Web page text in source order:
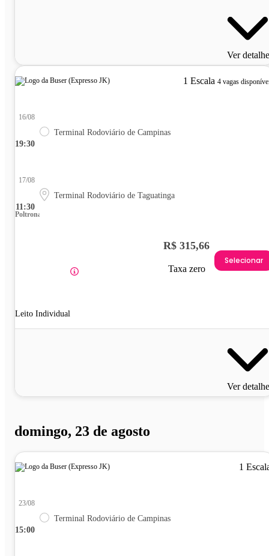
Ver
1 Escala 4 vagas
19:30
16/08
Terminal Rodoviário de Campinas
11:30
17/08
Terminal Rodoviário de Taguatinga
Poltrona
Leito Individual
R$ 315,66
Taxa zero
Selecionar
Ver
domingo, 23 de agosto
1
15:00
23/08
Terminal Rodoviário de Campinas